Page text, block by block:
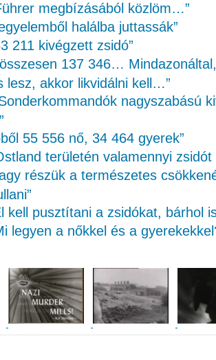
megbízásából közlöm…”
halálba juttassák”
211 kivégzett zsidó”
137 346…
lesz, akkor likvidálni kell…”
nagyszabású
55 556 nő, 34 464 gyerek”
területén valamennyi zsidót
részük a természetes
kell pusztítani a zsidókat, bárhol
legyen a nőkkel és a